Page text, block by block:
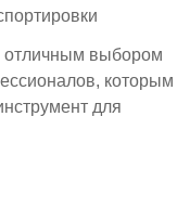
отличным выбором
которым
для